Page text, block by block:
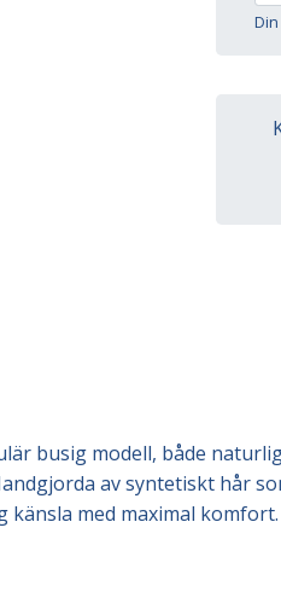
Din
busig modell, både
av syntetiskt hår
med maximal